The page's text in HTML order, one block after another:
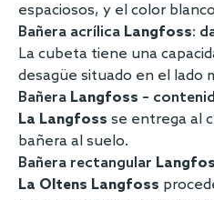
espaciosos, y el color
Bañera acrílica Langfoss:
La cubeta tiene una
desagüe situado en el lado
Bañera Langfoss –
La Langfoss se entrega al
bañera al suelo.
Bañera rectangular
La Oltens Langfoss